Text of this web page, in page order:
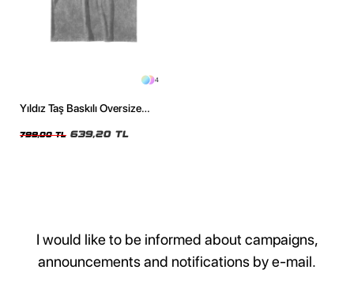
4
Yıldız Taş Baskılı Oversize
799,00 TL 639,20 TL
I would like to be informed about campaigns,
announcements and notifications by e-mail.